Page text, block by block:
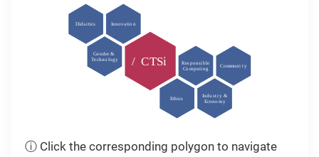
/ CTSi
Didactics Innovation
Gender &
Technology
Responsible
Computing
Ethics
Indu stry &
Economy
Communi ty
ⓘ Click the corresponding polygon to navigate